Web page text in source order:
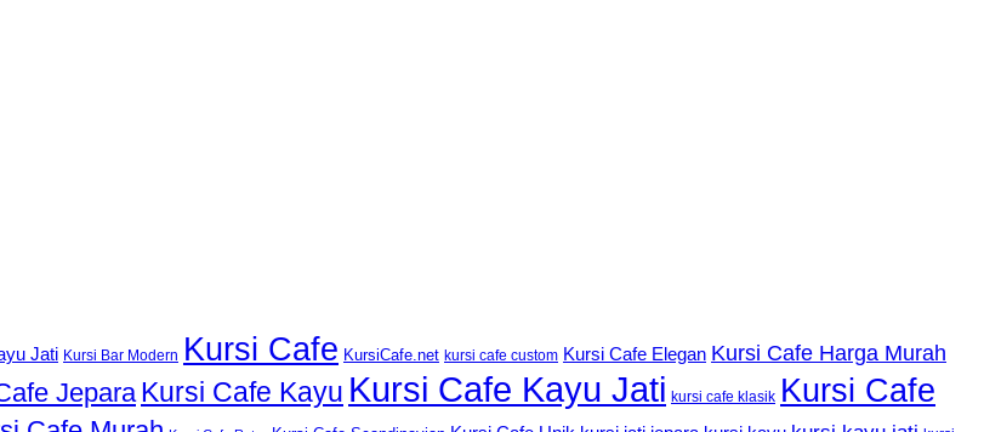
Jati Kursi Bar Modern Kursi Cafe KursiCafe.net kursi cafe custom Kursi Cafe Elegan Kursi Cafe Harga Murah
Jepara Kursi Cafe Kayu Kursi Cafe Kayu Jati kursi cafe klasik Kursi Cafe